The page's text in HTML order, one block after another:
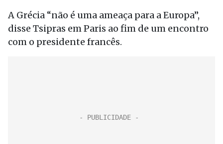
A Grécia “não é uma ameaça para a Europa”,
disse Tsipras em Paris ao fim de um encontro
com o presidente francês.